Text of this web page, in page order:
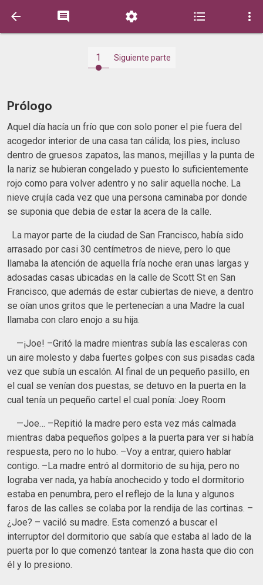
    
1 Siguiente parte
Prólogo
Aquel día hacía un frío que con solo poner el pie fuera del
acogedor interior de una casa tan cálida; los pies, incluso
dentro de gruesos zapatos, las manos, mejillas y la punta de
la nariz se hubieran congelado y puesto lo suficientemente
rojo como para volver adentro y no salir aquella noche. La
nieve crujía cada vez que una persona caminaba por donde
se suponia que debia de estar la acera de la calle.
La mayor parte de la ciudad de San Francisco, había sido
arrasado por casi 30 centímetros de nieve, pero lo que
llamaba la atención de aquella fría noche eran unas largas y
adosadas casas ubicadas en la calle de Scott St en San
Francisco, que además de estar cubiertas de nieve, a dentro
se oían unos gritos que le pertenecían a una Madre la cual
llamaba con claro enojo a su hija.
—¡Joe! –Gritó la madre mientras subía las escaleras con
un aire molesto y daba fuertes golpes con sus pisadas cada
vez que subía un escalón. Al final de un pequeño pasillo, en
el cual se venían dos puestas, se detuvo en la puerta en la
cual tenía un pequeño cartel el cual ponía: Joey Room
—Joe… –Repitió la madre pero esta vez más calmada
mientras daba pequeños golpes a la puerta para ver si había
respuesta, pero no lo hubo. –Voy a entrar, quiero hablar
contigo. –La madre entró al dormitorio de su hija, pero no
lograba ver nada, ya había anochecido y todo el dormitorio
estaba en penumbra, pero el reflejo de la luna y algunos
faros de las calles se colaba por la rendija de las cortinas. –
¿Joe? – vaciló su madre. Esta comenzó a buscar el
interruptor del dormitorio que sabía que estaba al lado de la
puerta por lo que comenzó tantear la zona hasta que dio con
él y lo presiono.